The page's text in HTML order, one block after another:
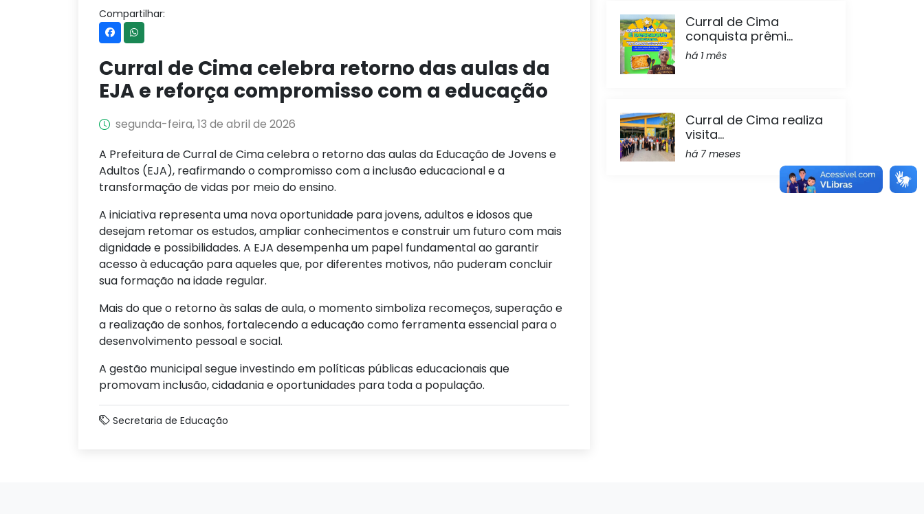
Compartilhar:
Curral de Cima celebra retorno das aulas da
EJA e reforça compromisso com a educação
segunda-feira, 13 de abril de 2026
A Prefeitura de Curral de Cima celebra o retorno das aulas da Educação de Jovens e
Adultos (EJA), reafirmando o compromisso com a inclusão educacional e a
transformação de vidas por meio do ensino.
A iniciativa representa uma nova oportunidade para jovens, adultos e idosos que
desejam retomar os estudos, ampliar conhecimentos e construir um futuro com mais
dignidade e possibilidades. A EJA desempenha um papel fundamental ao garantir
acesso à educação para aqueles que, por diferentes motivos, não puderam concluir
sua formação na idade regular.
Mais do que o retorno às salas de aula, o momento simboliza recomeços, superação e
a realização de sonhos, fortalecendo a educação como ferramenta essencial para o
desenvolvimento pessoal e social.
A gestão municipal segue investindo em políticas públicas educacionais que
promovam inclusão, cidadania e oportunidades para toda a população.
Secretaria de Educação
Curral de Cima
conquista prêmi...
há 1 mês
Curral de Cima realiza
visita...
há 7 meses